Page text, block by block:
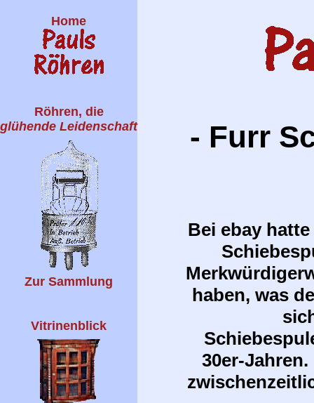
Home
Röhren, die
glühende Leidenschaft
Zur Sammlung
Vitrinenblick
- Furr
Bei ebay
haben, was
30er-